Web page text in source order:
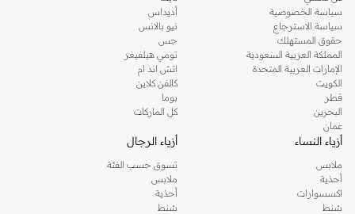
اليه.
تسوقي دوروثي بيركنز اون لاين مسقط
تسوقي دوروثي بيركنز اون لاين من نمشي واستمتعي باكثر من الف ستايل من مجموعة
دوروثي بيركنز الشهيرة. تصفحي المجموعة كاملة في متجر دوروثي بيركنز اون لاين او
استخدمي القائمة لتحديد تجربة تسوق دوروثي بيركنز اون لاين. خدمة التوصيل السريعة
والدعم الاستثنائي يضمن لك تجربة تسوق ممتعة دائما مع نمشي.
سياسة الخصوصية
سياسة الاسترجاع
حقوق المستهلك
المملكة العربية السعودية
الإمارات العربية المتحدة
الكويت
قطر
البحرين
عمان
أديداس
نيو بالانس
جس
تومي هيلفيغر
اتش اند ام
كالفن كلاين
بوما
كل الماركات
أزياء النساء
ملابس
أحذية
اكسسوارات
شنط
أزياء الرجال
تسوق حسب الفئة
ملابس
أحذية
شنط